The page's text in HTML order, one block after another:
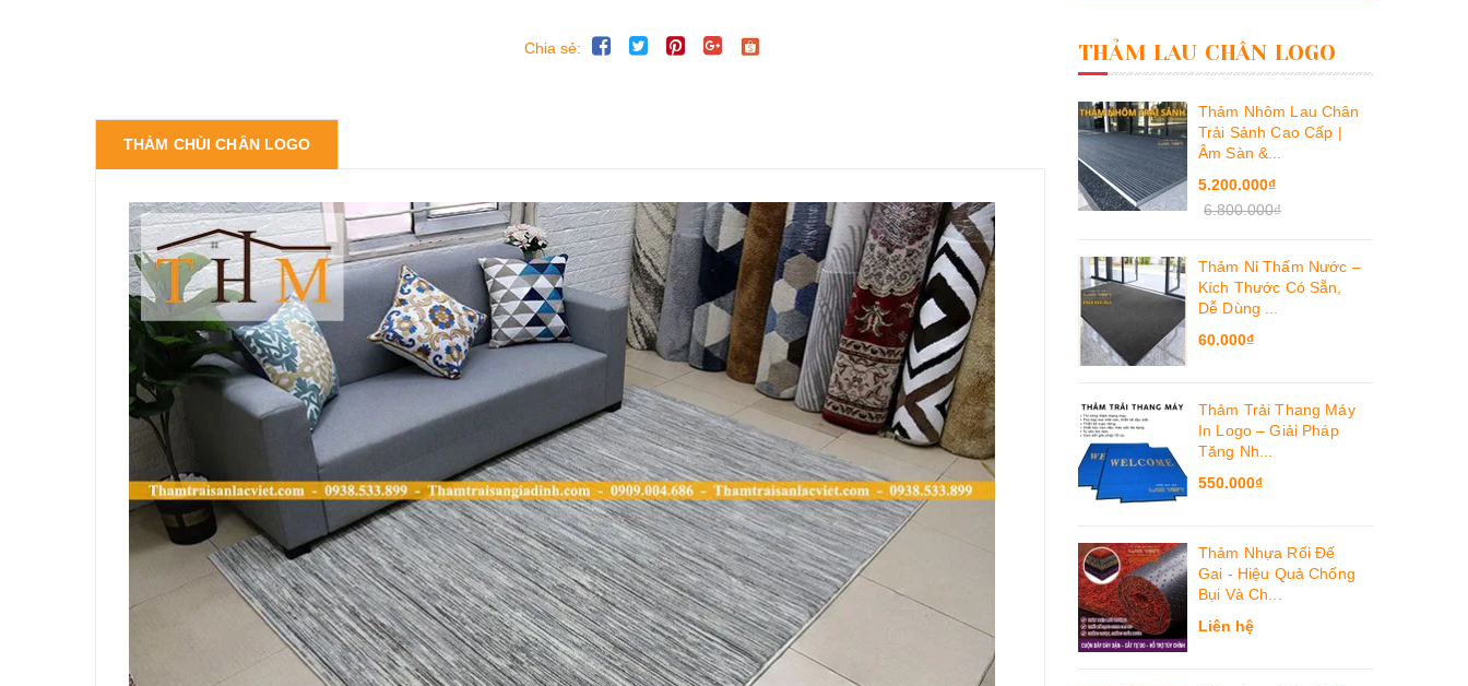
Chia sẻ:
THẢM CHÙI CHÂN LOGO
THẢM LAU CHÂN LOGO
Thảm Nhôm Lau Chân
Trải Sảnh Cao Cấp |
Âm Sàn &...
5.200.000₫
6.800.000₫
Thảm Nỉ Thấm Nước –
Kích Thước Có Sẵn,
Dễ Dùng ...
60.000₫
Thảm Trải Thang Máy
In Logo – Giải Pháp
Tăng Nh...
550.000₫
Thảm Nhựa Rối Đế
Gai - Hiệu Quả Chống
Bụi Và Ch...
Liên hệ